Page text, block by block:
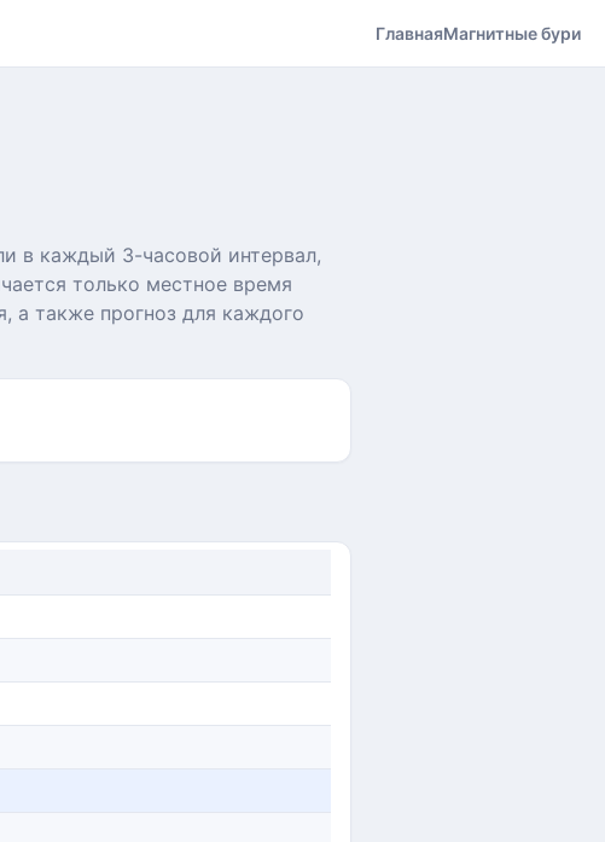
ГлавнаяМагнитные бури
в каждый 3-часовой интервал,
только местное время
а также прогноз для каждого